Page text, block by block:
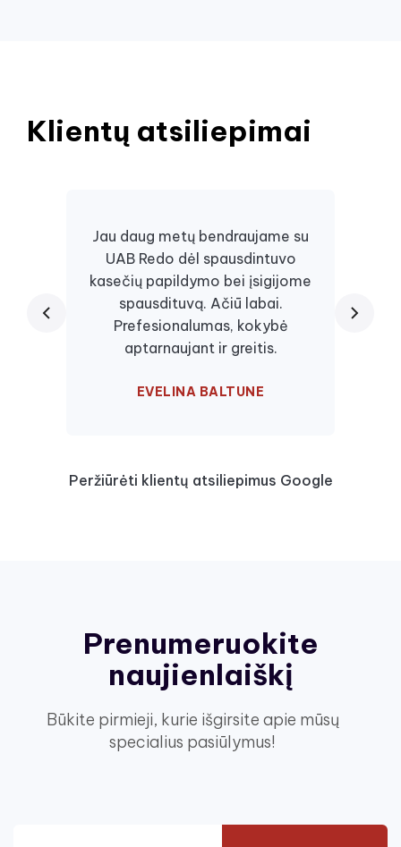
Klientų atsiliepimai
Jau daug metų bendraujame su
UAB Redo dėl spausdintuvo
kasečių papildymo bei įsigijome
spausdituvą. Ačiū labai.
Prefesionalumas, kokybė
aptarnaujant ir greitis.
EVELINA BALTUNE
Peržiūrėti klientų atsiliepimus Google
Prenumeruokite
naujienlaiškį
Būkite pirmieji, kurie išgirsite apie mūsų
specialius pasiūlymus!